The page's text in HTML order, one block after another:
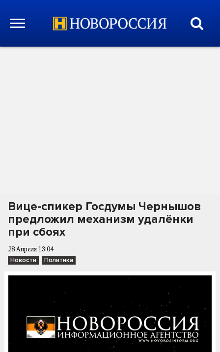
Вице-спикер Госдумы Чернышов
предложил механизм удалёнки
при сбоях
28 Апреля 13:04
Новости Политика